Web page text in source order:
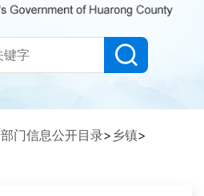
部门信息公开目录> 乡镇>